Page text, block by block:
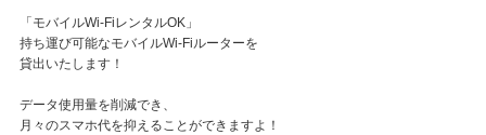
「モバイルWi-FiレンタルOK」
持ち運び可能なモバイルWi-Fiルーターを
貸出いたします！
データ使用量を削減でき、
月々のスマホ代を抑えることができますよ！